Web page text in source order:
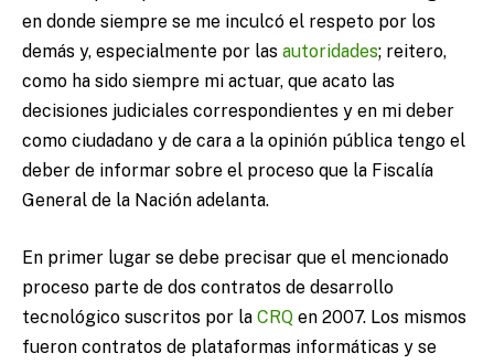
en donde siempre se me inculcó el respeto por los
demás y, especialmente por las autoridades; reitero,
como ha sido siempre mi actuar, que acato las
decisiones judiciales correspondientes y en mi deber
como ciudadano y de cara a la opinión pública tengo el
deber de informar sobre el proceso que la Fiscalía
General de la Nación adelanta.
En primer lugar se debe precisar que el mencionado
proceso parte de dos contratos de desarrollo
tecnológico suscritos por la CRQ en 2007. Los mismos
fueron contratos de plataformas informáticas y se